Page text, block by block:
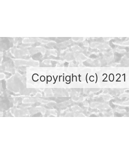
Copyright (c)